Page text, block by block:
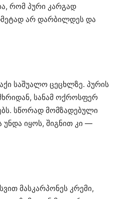
რომ პური კარგად
არ დარბილდეს და
საშუალო ცეცხლზე. პურის
სანამ ოქროსფერ
სწორად მომზადებული
უნდა იყოს, შიგნით კი —
მასკარპონეს კრემი,